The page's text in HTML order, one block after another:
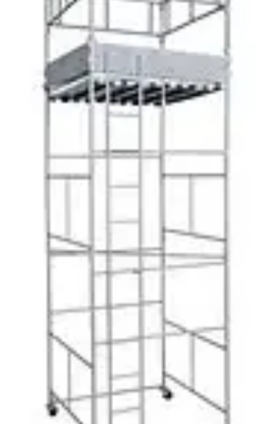
Aluguel de andaime zona leste
Aluguel de andaime zona norte
Aluguel de andaime zona sul
Aluguel de andaimes itapevi
Aluguel de andaimes na lapa
Aluguel de andaimes no morumbi
Aluguel de andaimes zona norte preço
Aluguel de aspirador de pó industrial
Aluguel de aspirador de pó industrial em sp
Aluguel de barra de ancoragem em sp
Aluguel de betoneira 400 litros valor
Aluguel de betoneira 400l
Aluguel de betoneira em cotia
Aluguel de betoneira em guarulhos